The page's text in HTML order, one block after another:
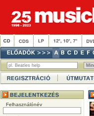
Felhasználónév